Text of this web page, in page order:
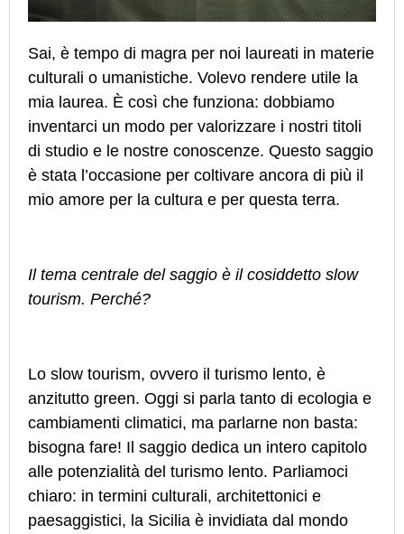
Sai, è tempo di magra per noi laureati in materie
culturali o umanistiche. Volevo rendere utile la
mia laurea. È così che funziona: dobbiamo
inventarci un modo per valorizzare i nostri titoli
di studio e le nostre conoscenze. Questo saggio
è stata l’occasione per coltivare ancora di più il
mio amore per la cultura e per questa terra.
Il tema centrale del saggio è il cosiddetto slow
tourism. Perché?
Lo slow tourism, ovvero il turismo lento, è
anzitutto green. Oggi si parla tanto di ecologia e
cambiamenti climatici, ma parlarne non basta:
bisogna fare! Il saggio dedica un intero capitolo
alle potenzialità del turismo lento. Parliamoci
chiaro: in termini culturali, architettonici e
paesaggistici, la Sicilia è invidiata dal mondo